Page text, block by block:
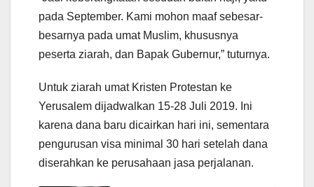
pada September. Kami mohon maaf sebesar-
besarnya pada umat Muslim, khususnya
peserta ziarah, dan Bapak Gubernur,” tuturnya.
Untuk ziarah umat Kristen Protestan ke
Yerusalem dijadwalkan 15-28 Juli 2019. Ini
karena dana baru dicairkan hari ini, sementara
pengurusan visa minimal 30 hari setelah dana
diserahkan ke perusahaan jasa perjalanan.